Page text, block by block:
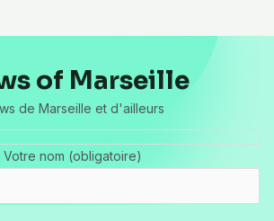
of Marseille
de Marseille et d'ailleurs
Votre nom (obligatoire)